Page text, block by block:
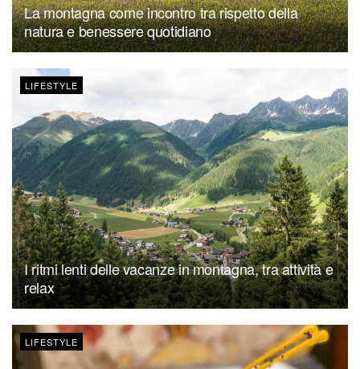
La montagna come incontro tra rispetto della
natura e benessere quotidiano
LIFESTYLE
I ritmi lenti delle vacanze in montagna, tra attività e
relax
LIFESTYLE